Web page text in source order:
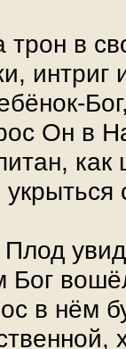
в
интриг
Он в
как
Бог
в нём